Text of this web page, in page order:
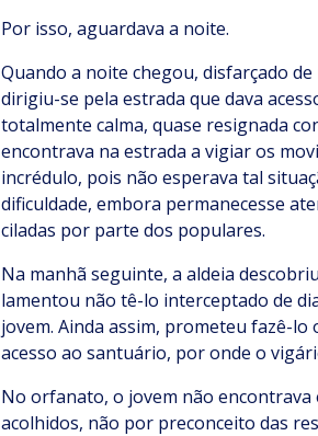
Por isso, aguardava a noite.
Quando a noite chegou, disfarçado
dirigiu-se pela estrada que dava
totalmente calma, quase resignada
encontrava na estrada a vigiar os
incrédulo, pois não esperava tal
dificuldade, embora permanecesse
ciladas por parte dos populares.
Na manhã seguinte, a aldeia
lamentou não tê-lo interceptado de
jovem. Ainda assim, prometeu fazê-
acesso ao santuário, por onde o
No orfanato, o jovem não
acolhidos, não por preconceito das